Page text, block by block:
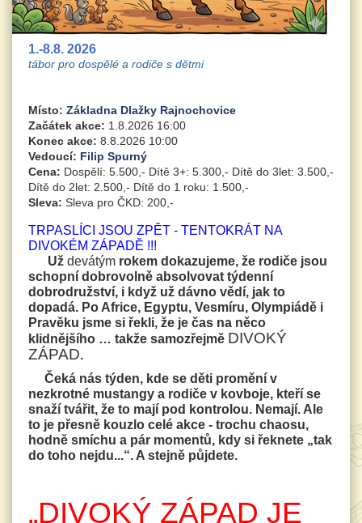
1.-8.8. 2026
tábor pro dospělé a rodiče s dětmi
Místo: Základna Dlažky Rajnochovice
Začátek akce: 1.8.2026 16:00
Konec akce: 8.8.2026 10:00
Vedoucí: Filip Spurný
Cena: Dospělí: 5.500,- Dítě 3+: 5.300,- Dítě do 3let: 3.500,-
Dítě do 2let: 2.500,- Dítě do 1 roku: 1.500,-
Sleva: Sleva pro ČKD: 200,-
TRPASLÍCI JSOU ZPĚT - TENTOKRÁT NA
DIVOKÉM ZÁPADĚ !!!
Už devátým rokem dokazujeme, že rodiče jsou
schopní dobrovolně absolvovat týdenní
dobrodružství, i když už dávno vědí, jak to
dopadá. Po Africe, Egyptu, Vesmíru, Olympiádě i
Pravěku jsme si řekli, že je čas na něco
klidnějšího … takže samozřejmě DIVOKÝ
ZÁPAD.
Čeká nás týden, kde se děti promění v
nezkrotné mustangy a rodiče v kovboje, kteří se
snaží tvářit, že to mají pod kontrolou. Nemají. Ale
to je přesně kouzlo celé akce - trochu chaosu,
hodně smíchu a pár momentů, kdy si řeknete „tak
do toho nejdu...“. A stejně půjdete.
„DIVOKÝ ZÁPAD JE